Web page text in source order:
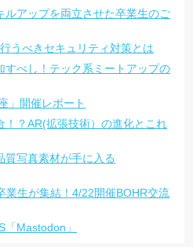
ルアップを両立させた卒業生のご
うべきセキュリティ対策とは
すべし！テック系ミートアップの
」開催レポート
！？AR(拡張技術）の進化とこれ
質写真素材が手に入る
業生が集結！4/22開催BOHR交流
Mastodon」